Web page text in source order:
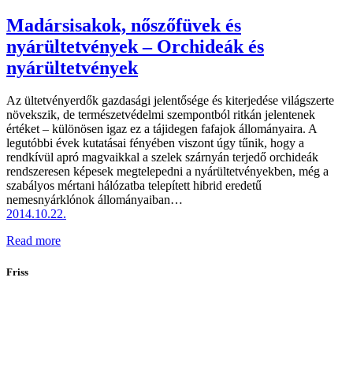
Madársisakok, nőszőfüvek és
nyárültetvények – Orchideák és
nyárültetvények
Az ültetvényerdők gazdasági jelentősége és kiterjedése világszerte
növekszik, de természetvédelmi szempontból ritkán jelentenek
értéket – különösen igaz ez a tájidegen fafajok állományaira. A
legutóbbi évek kutatásai fényében viszont úgy tűnik, hogy a
rendkívül apró magvaikkal a szelek szárnyán terjedő orchideák
rendszeresen képesek megtelepedni a nyárültetvényekben, még a
szabályos mértani hálózatba telepített hibrid eredetű
nemesnyárklónok állományaiban…
2014.10.22.
Read more
Friss